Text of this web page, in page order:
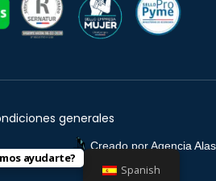
generales
Creado porAgencia Alas
ayudarte?
Spanish